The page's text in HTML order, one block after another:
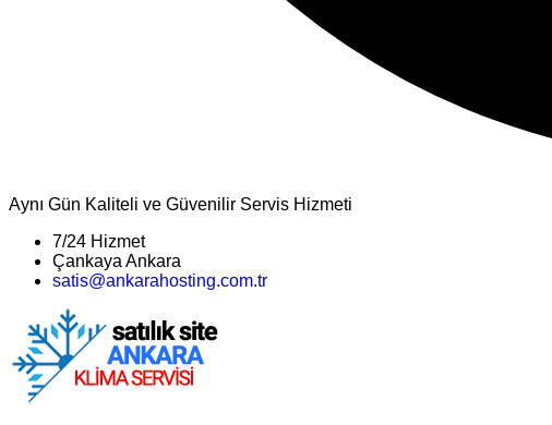
Aynı Gün Kaliteli ve Güvenilir Servis Hizmeti
7/24 Hizmet
Çankaya Ankara
satis@ankarahosting.com.tr